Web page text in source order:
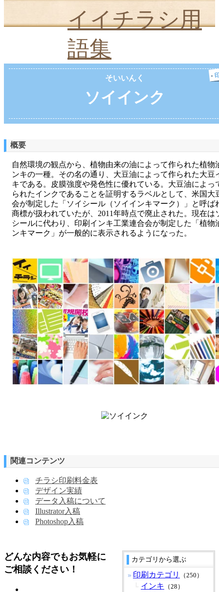
イイチラシ用
語集
そいいんく
ソイインク
概要
自然環境の観点から、植物由来の油によって作られた植物
ンキの一種。その名の通り、大豆油によって作られた大豆
キである。皮膜強度や発色性に優れている。大豆油によっ
られたインクであることを証明するラベルとして、米国大
会が制定した「ソイシール（ソイインキマーク）」と呼ば
商標が扱われていたが、2011年時点で廃止された。現在は
シールに代わり、印刷インキ工業連合会が制定した「植物
ンキマーク」が一般的に表示されるようになった。
関連コンテンツ
チラシ印刷料金表
デザイン実績
データ入稿について
Illustrator入稿
Photoshop入稿
カテゴリから選ぶ
印刷カテゴリ （250）
インキ （28）
どんな内容でもお気軽に
ご相談ください！